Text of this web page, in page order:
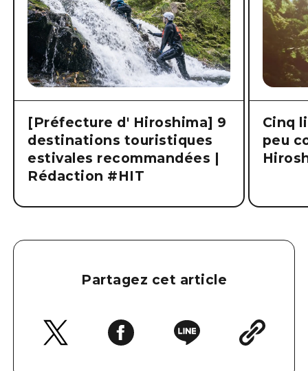
[Préfecture d' Hiroshima] 9
destinations touristiques
estivales recommandées |
Rédaction #HIT
Cinq
peu
Partagez cet article